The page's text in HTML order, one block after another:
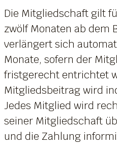
Die Mitgliedschaft gilt
zwölf Monaten ab dem
verlängert sich
Monate, sofern der
fristgerecht entrichtet
Mitgliedsbeitrag wird
Jedes Mitglied wird
seiner Mitgliedschaft
und die Zahlung